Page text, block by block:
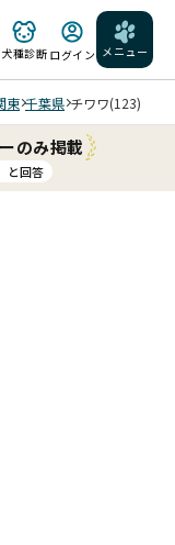
犬種診断 ログイン メニュー
東 千葉県 チワワ(123)
のみ掲載
と回答